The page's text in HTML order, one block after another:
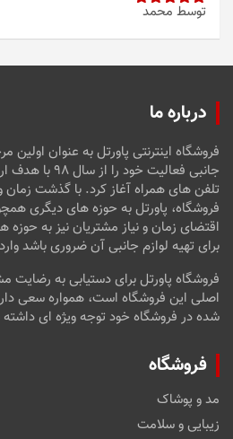
امتیاز5از
توسط محمد
درباره ما
فروشگاه اینترنتی پاورتل به عنوان
جانبی فعالیت
تلفن های همراه آغاز کرد. با گذشت
فروشگاه، پاورتل به حوزه های دیگری
اقتضای زمان و نیاز مشتریان نیز به
برای تهیه لوازم جانبی آن ضروری باشد
فروشگاه پاورتل برای دستیابی به
اصلی این فروشگاه است، همواره سعی
شده در فروشگاه خود توجه ویژه ای داشته
فروشگاه
مد و پوشاک
زیبایی و سلامت